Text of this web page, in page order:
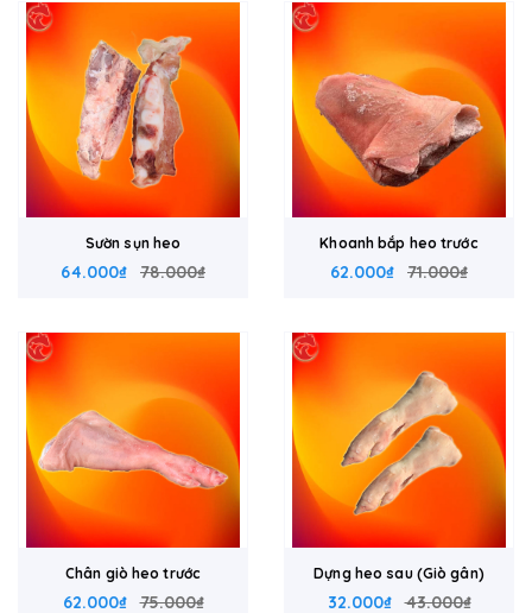
Sườn sụn heo
64.000₫ 78.000₫
Khoanh bắp heo trước
62.000₫ 71.000₫
Chân giò heo trước
62.000₫ 75.000₫
Dựng heo sau (Giò gân)
32.000₫ 43.000₫